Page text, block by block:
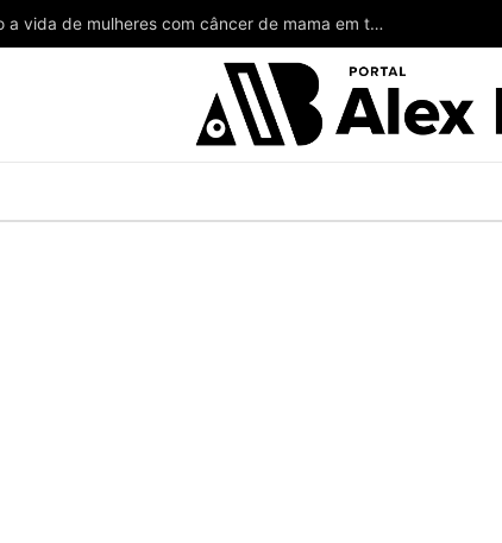
Wilson poderia ter salvado a vida de mulheres com câncer de mama em todo o Amazonas